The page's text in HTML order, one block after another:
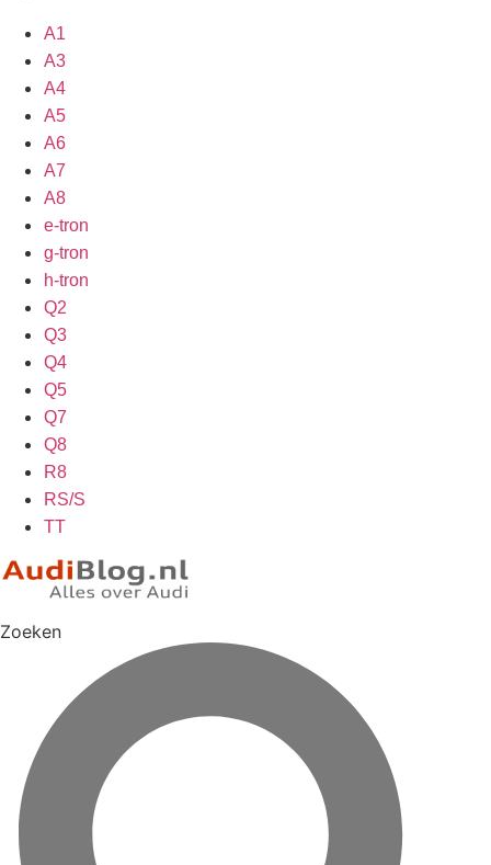
A1
A3
A4
A5
A6
A7
A8
e-tron
g-tron
h-tron
Q2
Q3
Q4
Q5
Q7
Q8
R8
RS/S
TT
Zoeken